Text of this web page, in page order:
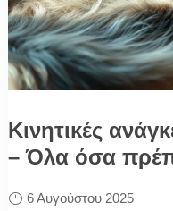
Κινητικές
– Όλα όσα
6 Αυγούστου 2025